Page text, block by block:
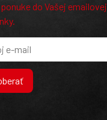
do Vašej emailovej